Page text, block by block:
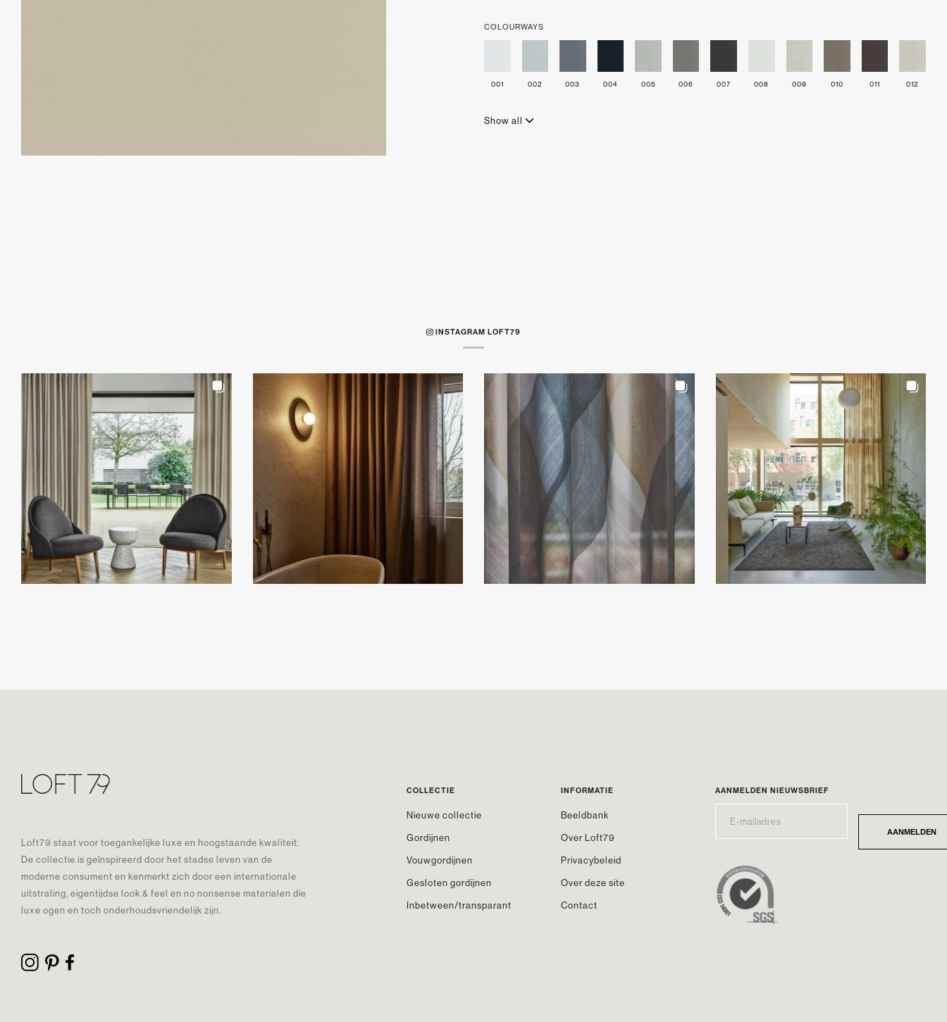
COLOURWAYS
001 002 003 004 005 006 007 008 009 010 011 012
Show all
INSTAGRAM LOFT79
Loft79 staat voor toegankelijke luxe en hoogstaande kwaliteit.
De collectie is geïnspireerd door het stadse leven van de
moderne consument en kenmerkt zich door een internationale
uitstraling, eigentijdse look & feel en no nonsense materialen die
luxe ogen en toch onderhoudsvriendelijk zijn.
COLLECTIE
Nieuwe collectie
Gordijnen
Vouwgordijnen
Gesloten gordijnen
Inbetween/transparant
INFORMATIE
Beeldbank
Over Loft79
Privacybeleid
Over deze site
Contact
AANMELDEN NIEUWSBRIEF
* AANMELDEN